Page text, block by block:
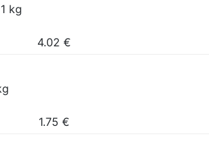
kg
4.02 €
1.75 €